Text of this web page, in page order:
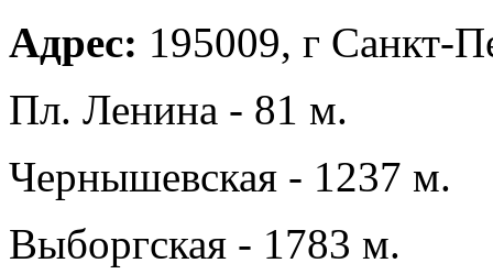
Адрес: 195009, г Санкт-
Пл. Ленина - 81 м.
Чернышевская - 1237 м.
Выборгская - 1783 м.